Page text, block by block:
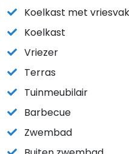
Koelkast met vriesvak
Koelkast
Vriezer
Terras
Tuinmeubilair
Barbecue
Zwembad